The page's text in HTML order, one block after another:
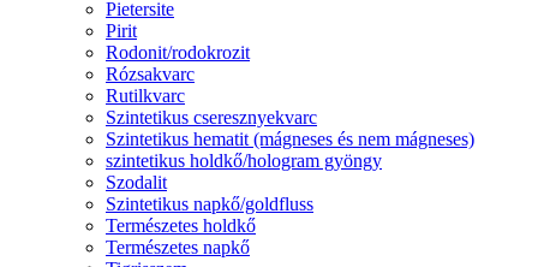
Pietersite
Pirit
Rodonit/rodokrozit
Rózsakvarc
Rutilkvarc
Szintetikus cseresznyekvarc
Szintetikus hematit (mágneses és nem mágneses)
szintetikus holdkő/hologram gyöngy
Szodalit
Szintetikus napkő/goldfluss
Természetes holdkő
Természetes napkő